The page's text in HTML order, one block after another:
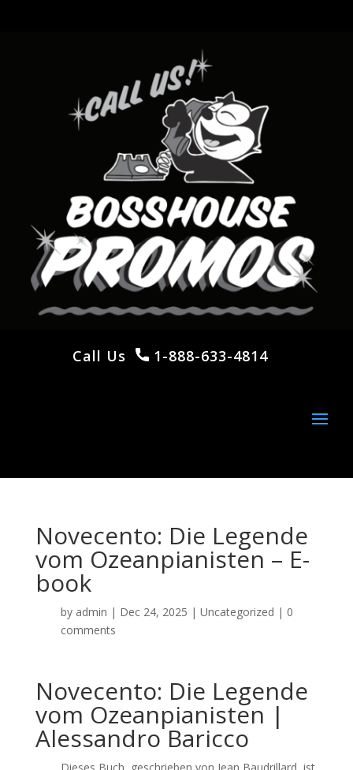
Call Us 1-888-633-4814
Novecento: Die Legende
vom Ozeanpianisten – E-
book
by admin | Dec 24, 2025 | Uncategorized | 0
comments
Novecento: Die Legende
vom Ozeanpianisten |
Alessandro Baricco